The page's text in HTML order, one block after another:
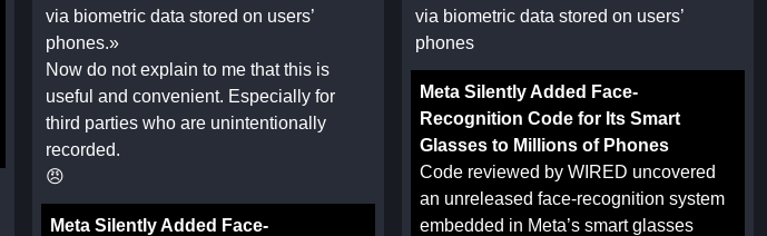
via biometric data stored on users’
phones.»
Now do not explain to me that this is
useful and convenient. Especially for
third parties who are unintentionally
recorded.
😠
Meta Silently Added Face-
via biometric data stored on users’
phones
Meta Silently Added Face-
Recognition Code for Its Smart
Glasses to Millions of Phones
Code reviewed by WIRED uncovered
an unreleased face-recognition system
embedded in Meta’s smart glasses